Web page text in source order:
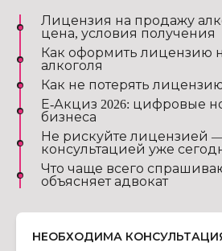
Лицензия на продажу
цена, условия получения
Как оформить лицензию
алкоголя
Как не потерять
Е-Акциз 2026: цифровые
бизнеса
Не рискуйте лицензией —
консультацией уже
Что чаще всего
объясняет адвокат
НЕОБХОДИМА